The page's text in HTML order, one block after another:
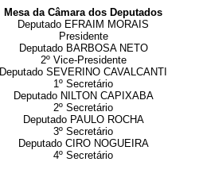
Mesa da Câmara dos Deputados
Deputado EFRAIM MORAIS
Presidente
Deputado BARBOSA NETO
2º Vice-Presidente
Deputado SEVERINO CAVALCANTI
1º Secretário
Deputado NILTON CAPIXABA
2º Secretário
Deputado PAULO ROCHA
3º Secretário
Deputado CIRO NOGUEIRA
4º Secretário